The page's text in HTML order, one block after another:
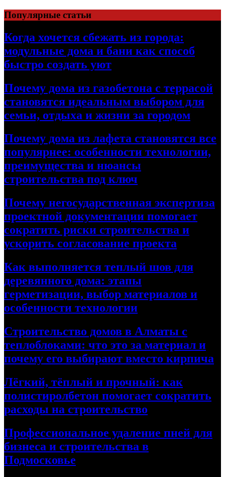
Перейти
к
содержимому
Популярные статьи
Когда хочется сбежать из города:
модульные дома и бани как способ
быстро создать уют
Почему дома из газобетона с террасой
становятся идеальным выбором для
семьи, отдыха и жизни за городом
Почему дома из лафета становятся все
популярнее: особенности технологии,
преимущества и нюансы
строительства под ключ
Почему негосударственная экспертиза
проектной документации помогает
сократить риски строительства и
ускорить согласование проекта
Как выполняется теплый шов для
деревянного дома: этапы
герметизации, выбор материалов и
особенности технологии
Строительство домов в Алматы с
теплоблоками: что это за материал и
почему его выбирают вместо кирпича
Лёгкий, тёплый и прочный: как
полистиролбетон помогает сократить
расходы на строительство
Профессиональное удаление пней для
бизнеса и строительства в
Подмосковье